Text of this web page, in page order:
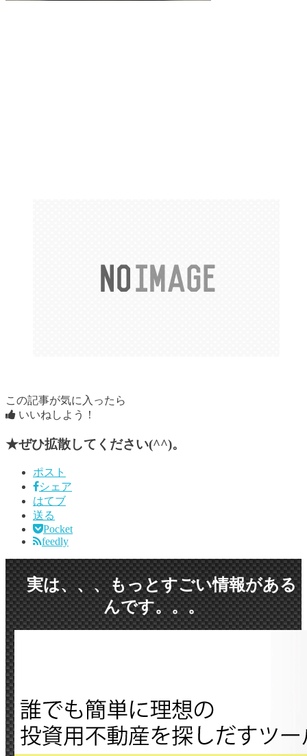
この記事が気に入ったら
いいねしよう！
★ぜひ拡散してください(^^)。
ポスト
シェア
はてブ
送る
Pocket
feedly
実は、、、もっとすごい情報がある
んです。。。